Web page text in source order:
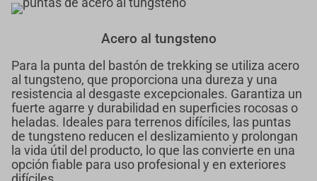
Acero al tungsteno
Para la punta del bastón de trekking se utiliza acero
al tungsteno, que proporciona una dureza y una
resistencia al desgaste excepcionales. Garantiza un
fuerte agarre y durabilidad en superficies rocosas o
heladas. Ideales para terrenos difíciles, las puntas
de tungsteno reducen el deslizamiento y prolongan
la vida útil del producto, lo que las convierte en una
opción fiable para uso profesional y en exteriores